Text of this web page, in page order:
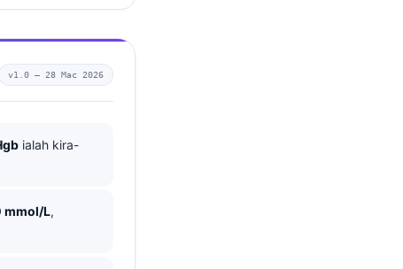
v1.0 — 28 Mac 2026
ialah kira-
mmol/L,